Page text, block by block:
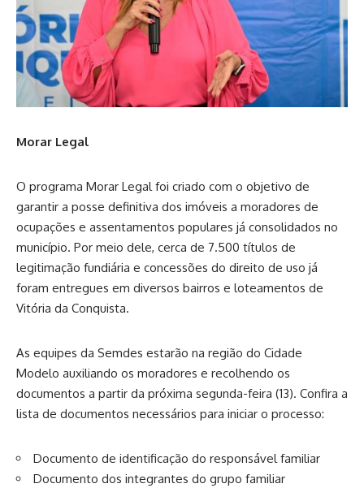
Morar Legal
O programa Morar Legal foi criado com o objetivo de
garantir a posse definitiva dos imóveis a moradores de
ocupações e assentamentos populares já consolidados no
município. Por meio dele, cerca de 7.500 títulos de
legitimação fundiária e concessões do direito de uso já
foram entregues em diversos bairros e loteamentos de
Vitória da Conquista.
As equipes da Semdes estarão na região do Cidade
Modelo auxiliando os moradores e recolhendo os
documentos a partir da próxima segunda-feira (13). Confira a
lista de documentos necessários para iniciar o processo:
Documento de identificação do responsável familiar
Documento dos integrantes do grupo familiar